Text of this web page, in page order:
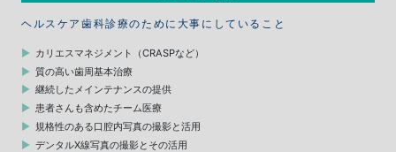
ヘルスケア歯科診療のために大事にしていること
カリエスマネジメント（CRASPなど）
質の高い歯周基本治療
継続したメインテナンスの提供
患者さんも含めたチーム医療
規格性のある口腔内写真の撮影と活用
デンタルX線写真の撮影とその活用